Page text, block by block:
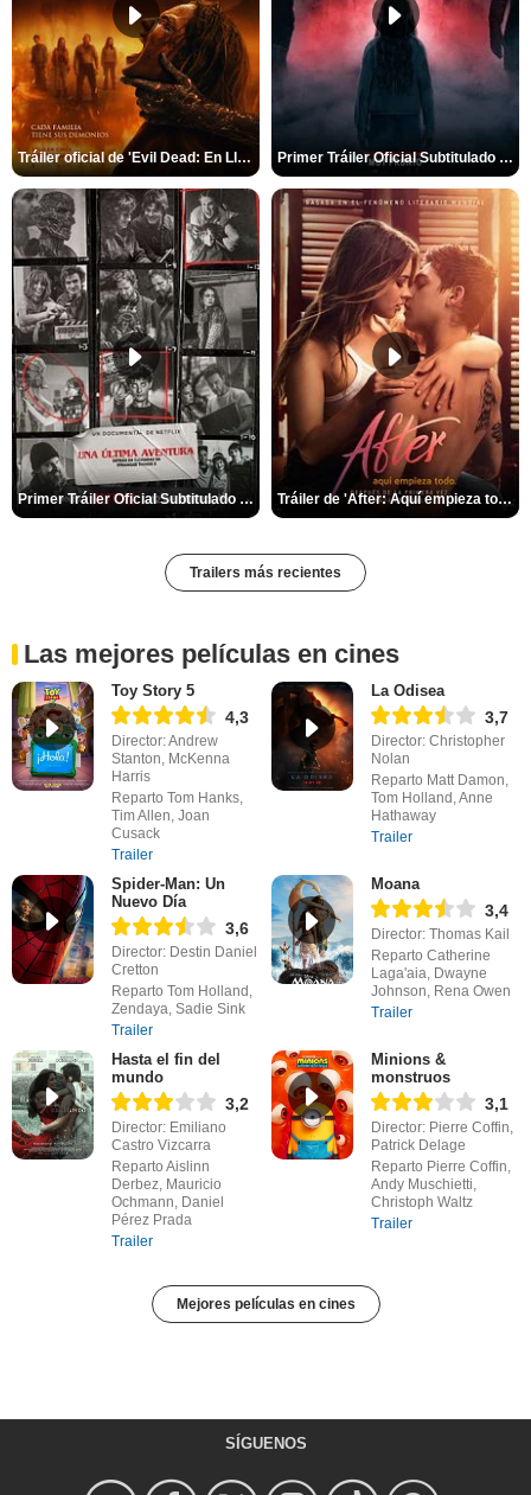
Tráiler oficial de 'Evil Dead: En Llamas' Primer Tráiler Oficial Subtitulado de 'La Noche Del Demonio: Están Entre Nosotros'
Primer Tráiler Oficial Subtitulado de 'Una última aventura: Detrás de cámaras de Stranger Things 5' Tráiler de 'After: Aquí empieza todo'
Trailers más recientes
Las mejores películas en cines
Toy Story 5
4,3
Director: Andrew
Stanton, McKenna
Harris
Reparto Tom Hanks,
Tim Allen, Joan
Cusack
Trailer
La Odisea
3,7
Director: Christopher
Nolan
Reparto Matt Damon,
Tom Holland, Anne
Hathaway
Trailer
Spider-Man: Un
Nuevo Día
3,6
Director: Destin Daniel
Cretton
Reparto Tom Holland,
Zendaya, Sadie Sink
Trailer
Moana
3,4
Director: Thomas Kail
Reparto Catherine
Laga'aia, Dwayne
Johnson, Rena Owen
Trailer
Hasta el fin del
mundo
3,2
Director: Emiliano
Castro Vizcarra
Reparto Aislinn
Derbez, Mauricio
Ochmann, Daniel
Pérez Prada
Trailer
Minions &
monstruos
3,1
Director: Pierre Coffin,
Patrick Delage
Reparto Pierre Coffin,
Andy Muschietti,
Christoph Waltz
Trailer
Mejores películas en cines
SÍGUENOS